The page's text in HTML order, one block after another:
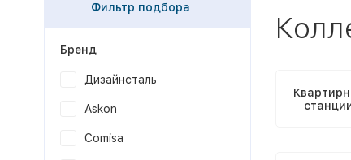
Фильтр подбора
Бренд
Дизайнсталь
Askon
Comisa